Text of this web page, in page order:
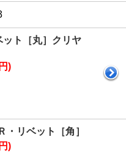
ット［丸］クリヤ
)
リベット［角］
)